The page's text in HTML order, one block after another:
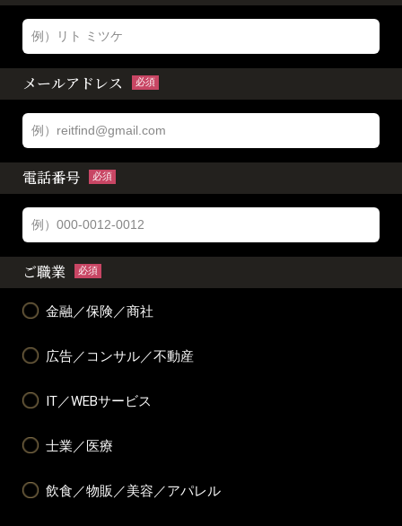
メールアドレス 必須
電話番号 必須
ご職業 必須
金融／保険／商社
広告／コンサル／不動産
IT／WEBサービス
士業／医療
飲食／物販／美容／アパレル